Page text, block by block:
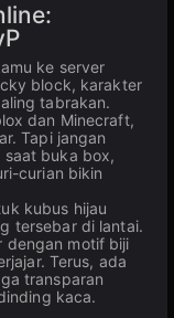
ke server
block, karakter
tabrakan.
dan Minecraft,
Tapi jangan
saat buka box,
curian bikin
kubus hijau
tersebar di lantai.
dengan motif biji
Terus, ada
transparan
kaca.